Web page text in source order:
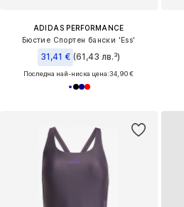
ADIDAS PERFORMANCE
Бюстие Спортен бански 'Ess'
31,41 € (61,43 лв.³)
Последна най-ниска цена:34,90 €